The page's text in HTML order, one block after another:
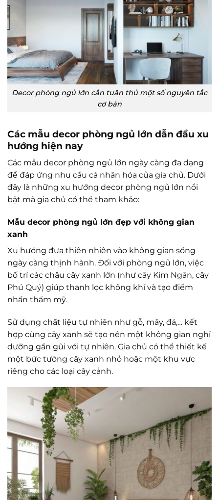
Decor phòng ngủ lớn cần tuân thủ một số nguyên tắc
cơ bản
Các mẫu decor phòng ngủ lớn dẫn đầu xu
hướng hiện nay
Các mẫu decor phòng ngủ lớn ngày càng đa dạng
để đáp ứng nhu cầu cá nhân hóa của gia chủ. Dưới
đây là những xu hướng decor phòng ngủ lớn nổi
bật mà gia chủ có thể tham khảo:
Mẫu decor phòng ngủ lớn đẹp với không gian
xanh
Xu hướng đưa thiên nhiên vào không gian sống
ngày càng thịnh hành. Đối với phòng ngủ lớn, việc
bố trí các chậu cây xanh lớn (như cây Kim Ngân, cây
Phú Quý) giúp thanh lọc không khí và tạo điểm
nhấn thẩm mỹ.
Sử dụng chất liệu tự nhiên như gỗ, mây, đá,… kết
hợp cùng cây xanh sẽ tạo nên một không gian nghỉ
dưỡng gần gũi với tự nhiên. Gia chủ có thể thiết kế
một bức tường cây xanh nhỏ hoặc một khu vực
riêng cho các loại cây cảnh.